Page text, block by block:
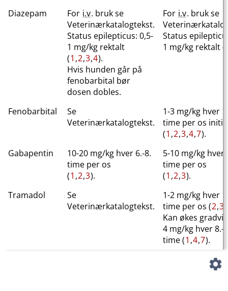
Diazepam
For i.v. bruk se
Veterinærkatalogtekst.
Status epilepticus: 0,5-
1 mg/kg rektalt
(1 ,2,3,4).
Hvis hunden går på
fenobarbital bør
dosen dobles.
For i.v. bruk se
Status
1 mg/kg rektalt (
Fenobarbital
Se
Veterinærkatalogtekst.
1-3 mg/kg hver
time per os
(1 ,2,3,4,7).
Gabapentin
10-20 mg/kg hver 6.-8.
time per os
(1 ,2,3).
5-10 mg/kg hver
time per os
(1 ,2,3).
Tramadol
Se
Veterinærkatalogtekst.
1-2 mg/kg hver
time per os (2,3
Kan økes
4 mg/kg hver 8.-
time (1 ,4,7).